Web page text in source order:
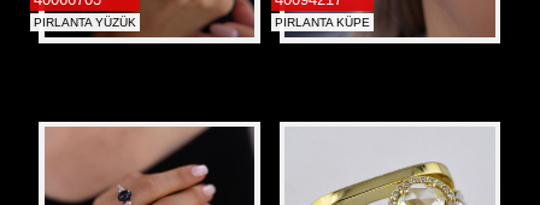
PIRLANTA YÜZÜK PIRLANTA KÜPE